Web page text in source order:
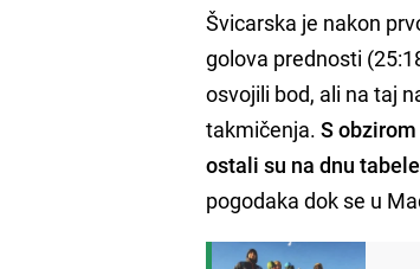
Švicarska je nakon
golova prednosti
osvojili bod, ali na taj
takmičenja.S
ostali su na dnu
pogodaka dok se u